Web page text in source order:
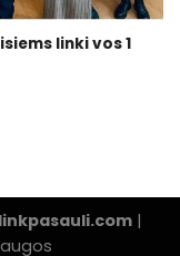
linki vos 1
|